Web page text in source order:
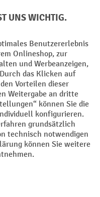
Sie sich bereit,
in Form von
beim